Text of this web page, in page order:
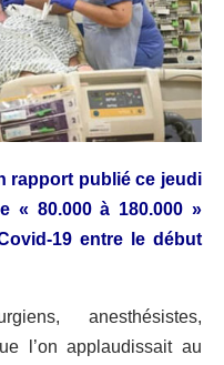
rapport publié ce jeudi
« 80.000 à 180.000 »
19 entre le début
anesthésistes,
l’on applaudissait au